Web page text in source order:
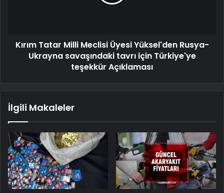
Kırım Tatar Milli Meclisi Üyesi Yüksel'den Rusya-
Ukrayna savaşındaki tavrı için Türkiye'ye
teşekkür Açıklaması
İlgili Makaleler